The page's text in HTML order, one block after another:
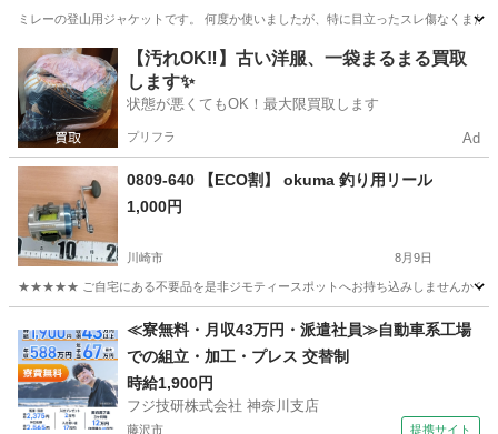
ミレーの登山用ジャケットです。 何度か使いましたが、特に目立ったスレ傷なくまだ
神奈川 横浜市 綱島駅 スポーツウェア
【汚れOK‼️】古い洋服、一袋まるまる買取
します✨
状態が悪くてもOK！最大限買取します
プリフラ Ad
0809-640 【ECO割】 okuma 釣り用リール
1,000円
川崎市 8月9日
★★★★★ ご自宅にある不要品を是非ジモティースポットへお持ち込みしませんか？
その他 okuma
≪寮無料・月収43万円・派遣社員≫自動車系工場
での組立・加工・プレス 交替制
時給1,900円
フジ技研株式会社 神奈川支店
藤沢市 提携サイト